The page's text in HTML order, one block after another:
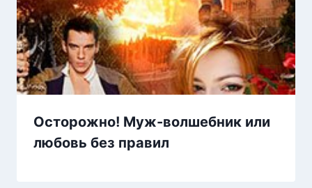
Осторожно! Муж-волшебник или
любовь без правил